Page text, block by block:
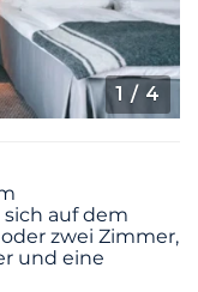
1 / 4
auf dem
zwei Zimmer,
und eine